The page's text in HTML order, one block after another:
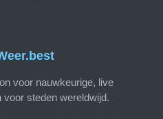
voor nauwkeurige, live
steden wereldwijd.